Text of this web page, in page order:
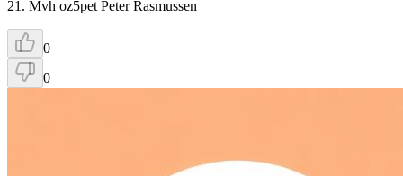
21. Mvh oz5pet Peter Rasmussen
0
0